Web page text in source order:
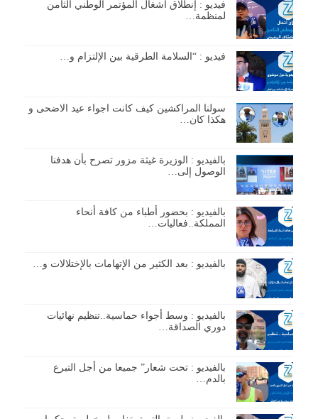
فيديو : إنطلاق أشغال المؤتمر الوطني الثامن
لمنظمة…
فيديو : “السلامة الطرقية بين الإلتزام و…
سولنا المراكشين كيف كانت اجواء عيد الاضحى و
هكذا كان…
بالفيديو : الوزيرة غيثة مزور تصرح بأن هدفنا
الوصول إلى…
بالفيديو : بحضور أطباء من كافة أنحاء
المملكة..فعاليات…
بالفيديو : بعد الكثير من الإتهامات بالإختلالات و…
بالفيديو : وسط أجواء حماسية..تنظيم نهائيات
دوري الصداقة…
بالفيديو : تحت شعار” جميعا من أجل التبرع
بالدم…